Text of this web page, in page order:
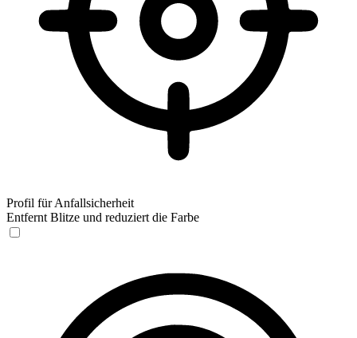
Profil für Anfallsicherheit
Entfernt Blitze und reduziert die Farbe